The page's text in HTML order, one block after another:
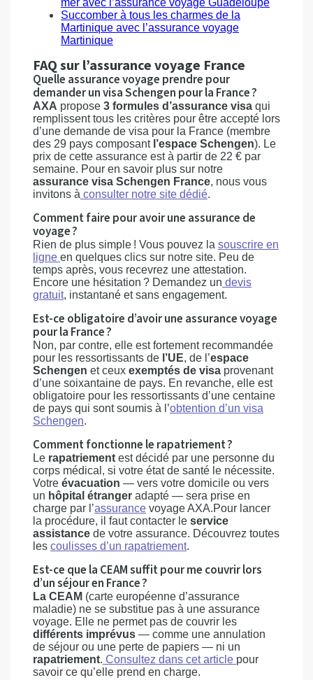
mer avec l’assurance voyage Guadeloupe
Succomber à tous les charmes de la
Martinique avec l’assurance voyage
Martinique
FAQ sur l’assurance voyage France
Quelle assurance voyage prendre pour
demander un visa Schengen pour la France ?
AXA propose 3 formules d’assurance visa qui
remplissent tous les critères pour être accepté lors
d’une demande de visa pour la France (membre
des 29 pays composant l’espace Schengen). Le
prix de cette assurance est à partir de 22 € par
semaine. Pour en savoir plus sur notre
assurance visa Schengen France, nous vous
invitons à consulter notre site dédié.
Comment faire pour avoir une assurance de
voyage ?
Rien de plus simple ! Vous pouvez la souscrire en
ligne en quelques clics sur notre site. Peu de
temps après, vous recevrez une attestation.
Encore une hésitation ? Demandez un devis
gratuit, instantané et sans engagement.
Est-ce obligatoire d’avoir une assurance voyage
pour la France ?
Non, par contre, elle est fortement recommandée
pour les ressortissants de l’UE, de l’espace
Schengen et ceux exemptés de visa provenant
d’une soixantaine de pays. En revanche, elle est
obligatoire pour les ressortissants d’une centaine
de pays qui sont soumis à l’obtention d’un visa
Schengen.
Comment fonctionne le rapatriement ?
Le rapatriement est décidé par une personne du
corps médical, si votre état de santé le nécessite.
Votre évacuation — vers votre domicile ou vers
un hôpital étranger adapté — sera prise en
charge par l’assurance voyage AXA.Pour lancer
la procédure, il faut contacter le service
assistance de votre assurance. Découvrez toutes
les coulisses d’un rapatriement.
Est-ce que la CEAM suffit pour me couvrir lors
d’un séjour en France ?
La CEAM (carte européenne d’assurance
maladie) ne se substitue pas à une assurance
voyage. Elle ne permet pas de couvrir les
différents imprévus — comme une annulation
de séjour ou une perte de papiers — ni un
rapatriement. Consultez dans cet article pour
savoir ce qu’elle prend en charge.